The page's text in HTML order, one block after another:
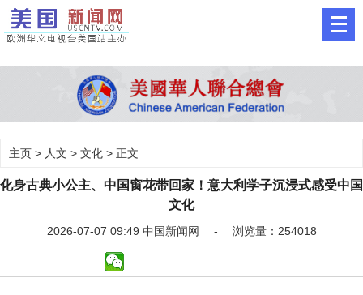
主页 > 人文 > 文化 > 正文
化身古典小公主、中国窗花带回家！意大利学子沉浸式感受中国
文化
2026-07-07 09:49 中国新闻网 - 浏览量：254018